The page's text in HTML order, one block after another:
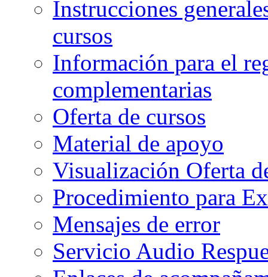
Instrucciones
cursos
Información para el
complementarias
Oferta de cursos
Material de apoyo
Visualización Oferta
Procedimiento para
Mensajes de error
Servicio Audio